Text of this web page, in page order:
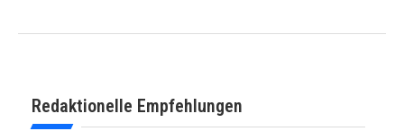
Redaktionelle Empfehlungen